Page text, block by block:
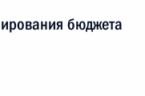
бюджета